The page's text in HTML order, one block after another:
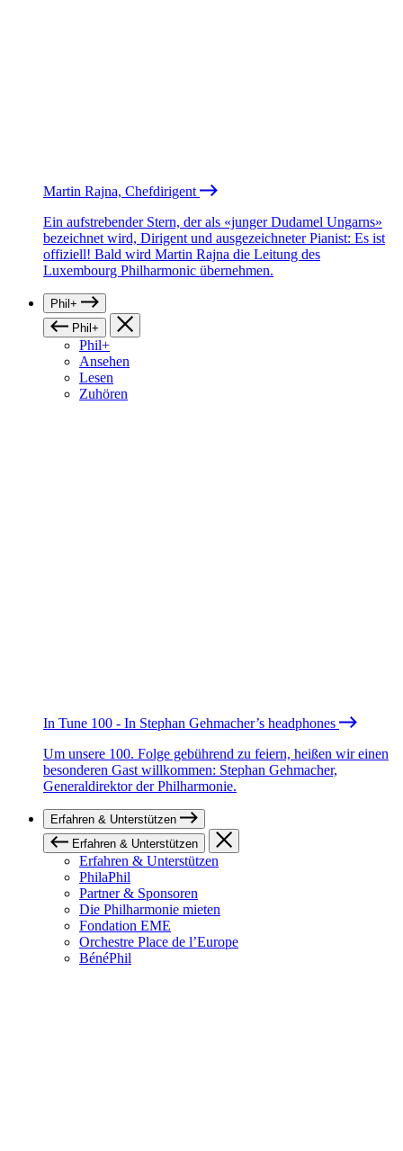
Martin Rajna, Chefdirigent
Ein aufstrebender Stern, der als «junger Dudamel Ungarns»
bezeichnet wird, Dirigent und ausgezeichneter Pianist: Es ist
offiziell! Bald wird Martin Rajna die Leitung des
Luxembourg Philharmonic übernehmen.
Phil+
Phil+
Phil+
Ansehen
Lesen
Zuhören
In Tune 100 - In Stephan Gehmacher’s headphones
Um unsere 100. Folge gebührend zu feiern, heißen wir einen
besonderen Gast willkommen: Stephan Gehmacher,
Generaldirektor der Philharmonie.
Erfahren & Unterstützen
Erfahren & Unterstützen
Erfahren & Unterstützen
PhilaPhil
Partner & Sponsoren
Die Philharmonie mieten
Fondation EME
Orchestre Place de l’Europe
BénéPhil